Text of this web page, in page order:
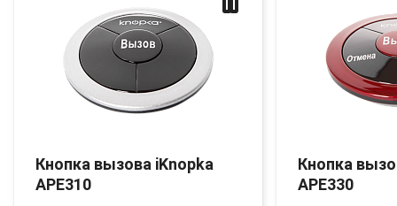
Кнопка вызова iKnopka
APE310
Кнопка
APE330